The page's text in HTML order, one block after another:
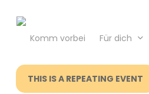
Komm vorbei Für dich
THIS IS A REPEATING EVENT